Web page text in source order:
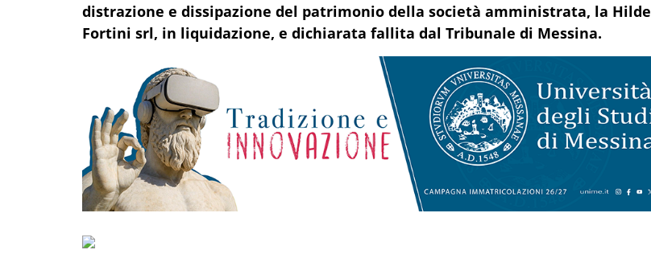
distrazione e dissipazione del patrimonio della società amministrata, la Hilde
Fortini srl, in liquidazione, e dichiarata fallita dal Tribunale di Messina.